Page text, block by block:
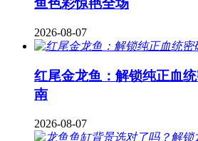
鱼色彩惊艳全场
2026-08-07
红尾金龙鱼：解锁纯正血
南
2026-08-07